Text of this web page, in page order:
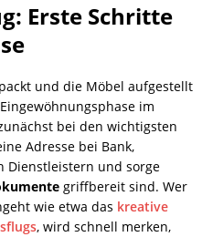
Erste Schritte
und die Möbel aufgestellt
im
bei den wichtigsten
Adresse bei Bank,
Dienstleistern und sorge
griffbereit sind. Wer
wie etwa das kreative
, wird schnell merken,